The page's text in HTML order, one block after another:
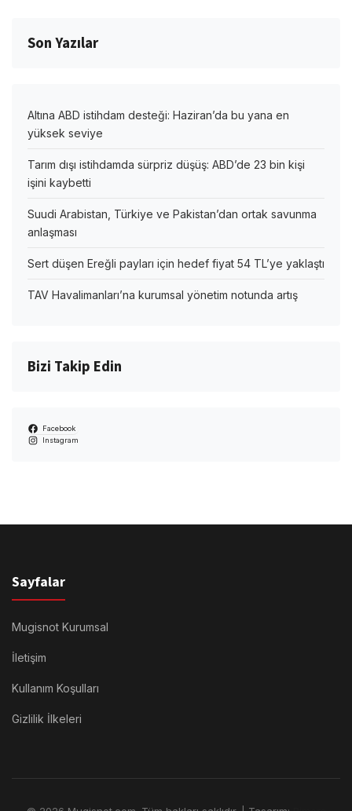
Son Yazılar
Altına ABD istihdam desteği: Haziran’da bu yana en
yüksek seviye
Tarım dışı istihdamda sürpriz düşüş: ABD’de 23 bin kişi
işini kaybetti
Suudi Arabistan, Türkiye ve Pakistan’dan ortak savunma
anlaşması
Sert düşen Ereğli payları için hedef fiyat 54 TL’ye yaklaştı
TAV Havalimanları’na kurumsal yönetim notunda artış
Bizi Takip Edin
Facebook
Instagram
Sayfalar
Mugisnot Kurumsal
İletişim
Kullanım Koşulları
Gizlilik İlkeleri